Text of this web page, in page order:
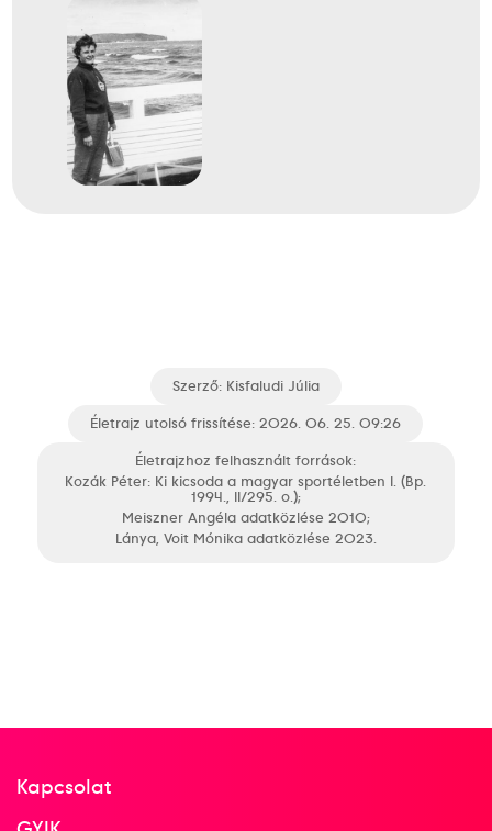
Szerző: Kisfaludi Júlia
Életrajz utolsó frissítése: 2026. 06. 25. 09:26
Életrajzhoz felhasznált források:
Kozák Péter: Ki kicsoda a magyar sportéletben I. (Bp.
1994., II/295. o.);
Meiszner Angéla adatközlése 2010;
Lánya, Voit Mónika adatközlése 2023.
Kapcsolat